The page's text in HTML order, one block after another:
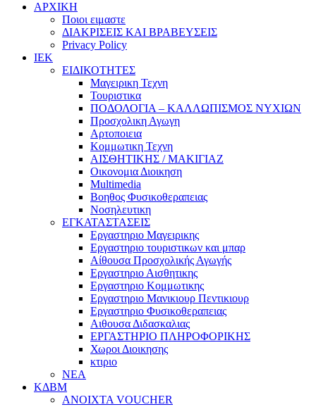
ΑΡΧΙΚΗ
Ποιοι ειμαστε
ΔΙΑΚΡΙΣΕΙΣ ΚΑΙ ΒΡΑΒΕΥΣΕΙΣ
Privacy Policy
ΙΕΚ
ΕΙΔΙΚΟΤΗΤΕΣ
Μαγειρικη Τεχνη
Τουριστικα
ΠΟΔΟΛΟΓΙΑ – ΚΑΛΛΩΠΙΣΜΟΣ ΝΥΧΙΩΝ
Προσχολικη Αγωγη
Αρτοποιεια
Κομμωτικη Τεχνη
ΑΙΣΘΗΤΙΚΗΣ / ΜΑΚΙΓΙΑΖ
Οικονομια Διοικηση
Multimedia
Βοηθος Φυσικοθεραπειας
Νοσηλευτικη
ΕΓΚΑΤΑΣΤΑΣΕΙΣ
Εργαστηριο Μαγειρικης
Εργαστηριο τουριστικων και μπαρ
Αίθουσα Προσχολικής Αγωγής
Εργαστηριο Αισθητικης
Εργαστηριο Κομμωτικης
Εργαστηριο Μανικιουρ Πεντικιουρ
Εργαστηριο Φυσικοθεραπειας
Αιθουσα Διδασκαλιας
ΕΡΓΑΣΤΗΡΙΟ ΠΛΗΡΟΦΟΡΙΚΗΣ
Χωροι Διοικησης
κτιριο
ΝΕΑ
ΚΔΒΜ
ΑΝΟΙΧΤΑ VOUCHER